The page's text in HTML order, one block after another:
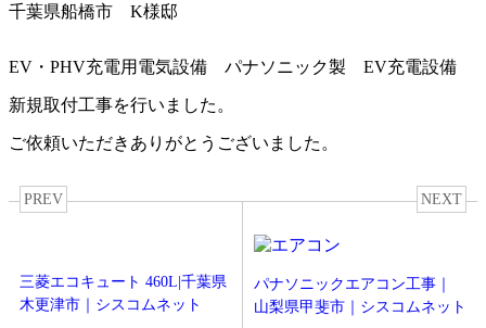
千葉県船橋市 K様邸
EV・PHV充電用電気設備 パナソニック製 EV充電設備
新規取付工事を行いました。
ご依頼いただきありがとうございました。
PREV
三菱エコキュート 460L|千葉県
木更津市｜シスコムネット
NEXT
パナソニックエアコン工事｜
山梨県甲斐市｜シスコムネット